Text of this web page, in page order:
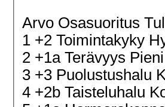
Arvo Osasuoritus
1 +2 Toimintakyky
2 +1a Terävyys
3 +3 Puolustushalu
4 +2b Taisteluhalu